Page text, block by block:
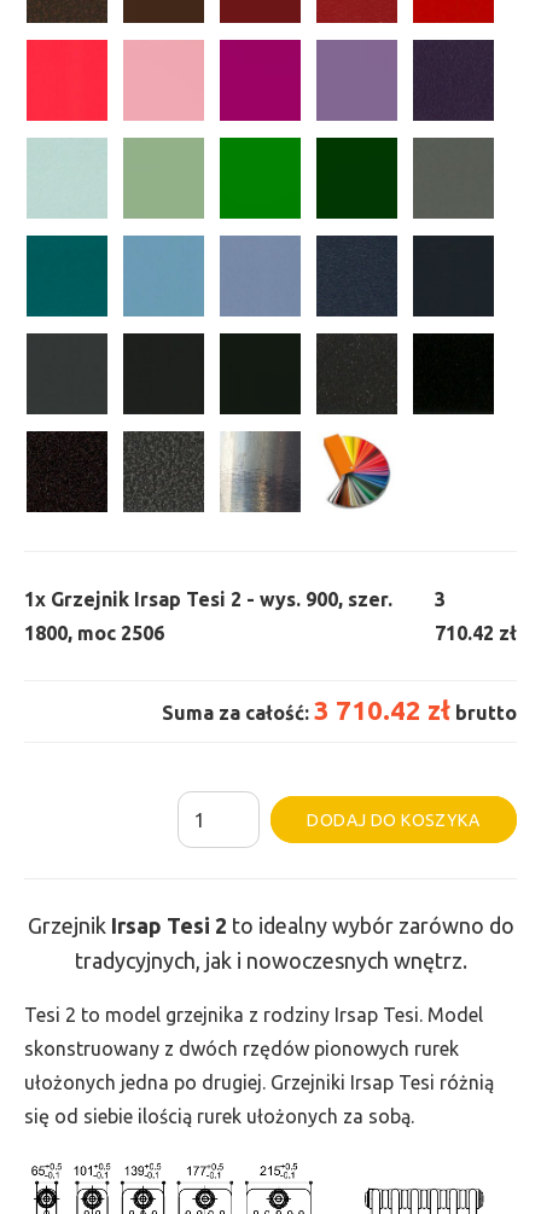
1x Grzejnik Irsap Tesi 2 - wys. 900, szer.
1800, moc 2506
3
710.42 zł
Suma za całość: 3 710.42 zł brutto
ilość
Grzejnik
-
wys.
900,
szer.
1800,
2506
DODAJ DO KOSZYKA
Grzejnik Irsap Tesi 2 to idealny wybór zarówno do
tradycyjnych, jak i nowoczesnych wnętrz.
Tesi 2 to model grzejnika z rodziny Irsap Tesi. Model
skonstruowany z dwóch rzędów pionowych rurek
ułożonych jedna po drugiej. Grzejniki Irsap Tesi różnią
się od siebie ilością rurek ułożonych za sobą.